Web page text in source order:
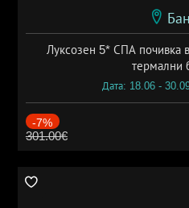
Луксозен 5* СПА почивка
термални
Дата: 18.06 -
-7%
301.00€